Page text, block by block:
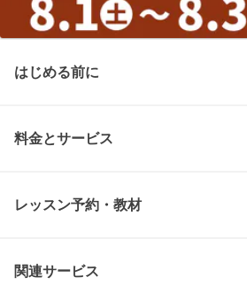
はじめる前に
料金とサービス
レッスン予約・教材
関連サービス